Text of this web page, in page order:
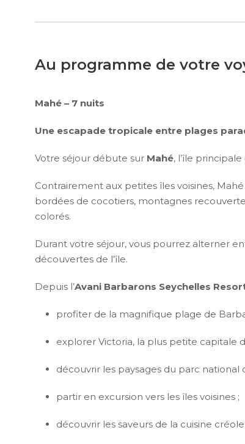
Au programme de votre
Mahé – 7 nuits
Une escapade tropicale entre plages
Votre séjour débute sur Mahé, l’île
Contrairement aux petites îles voisines,
bordées de cocotiers, montagnes
colorés.
Durant votre séjour, vous pourrez alterner
découvertes de l’île.
Depuis l’Avani Barbarons Seychelles
profiter de la magnifique plage de
explorer Victoria, la plus petite capitale
découvrir les paysages du parc national
partir en excursion vers les îles voisines ;
découvrir les saveurs de la cuisine créole